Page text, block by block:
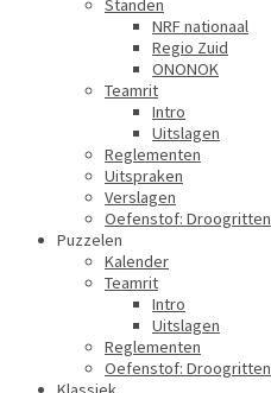
Standen
NRF nationaal
Regio Zuid
ONONOK
Teamrit
Intro
Uitslagen
Reglementen
Uitspraken
Verslagen
Oefenstof: Droogritten
Puzzelen
Kalender
Teamrit
Intro
Uitslagen
Reglementen
Oefenstof: Droogritten